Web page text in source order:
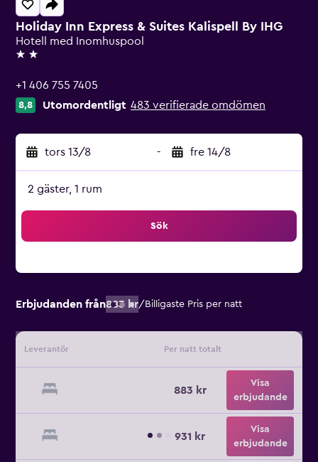
Holiday Inn Express & Suites Kalispell By IHG
Hotell med Inomhuspool
2 stjärnor
+1 406 755 7405
8,8 Utomordentligt 483 verifierade omdömen
tors 13/8 - fre 14/8
2 gäster, 1 rum
Sök
Erbjudanden från883 kr/ Billigaste Pris per natt
Leverantör Per natt totalt
883 kr
Visa
erbjudande
931 kr
Visa
erbjudande